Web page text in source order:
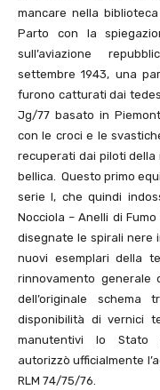
mancare nella
Parto con la
sull’aviazione
settembre 1943, una
furono catturati dai
Jg/77 basato in
con le croci e le
recuperati dai piloti della
bellica. Questo primo
serie I, che quindi
Nocciola – Anelli di
disegnate le spirali nere
nuovi esemplari della
rinnovamento generale
dell’originale
disponibilità di vernici
manutentivi lo Stato
autorizzò ufficialmente
RLM 74/75/76.